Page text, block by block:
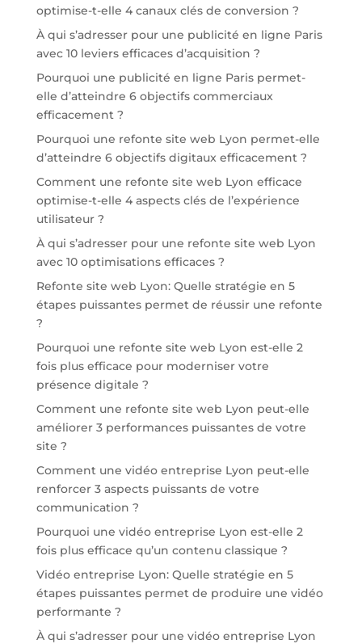
optimise-t-elle 4 canaux clés de conversion ?
À qui s’adresser pour une publicité en ligne Paris
avec 10 leviers efficaces d’acquisition ?
Pourquoi une publicité en ligne Paris permet-
elle d’atteindre 6 objectifs commerciaux
efficacement ?
Pourquoi une refonte site web Lyon permet-elle
d’atteindre 6 objectifs digitaux efficacement ?
Comment une refonte site web Lyon efficace
optimise-t-elle 4 aspects clés de l’expérience
utilisateur ?
À qui s’adresser pour une refonte site web Lyon
avec 10 optimisations efficaces ?
Refonte site web Lyon: Quelle stratégie en 5
étapes puissantes permet de réussir une refonte
?
Pourquoi une refonte site web Lyon est-elle 2
fois plus efficace pour moderniser votre
présence digitale ?
Comment une refonte site web Lyon peut-elle
améliorer 3 performances puissantes de votre
site ?
Comment une vidéo entreprise Lyon peut-elle
renforcer 3 aspects puissants de votre
communication ?
Pourquoi une vidéo entreprise Lyon est-elle 2
fois plus efficace qu’un contenu classique ?
Vidéo entreprise Lyon: Quelle stratégie en 5
étapes puissantes permet de produire une vidéo
performante ?
À qui s’adresser pour une vidéo entreprise Lyon